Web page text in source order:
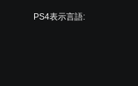
PS4表示言語: